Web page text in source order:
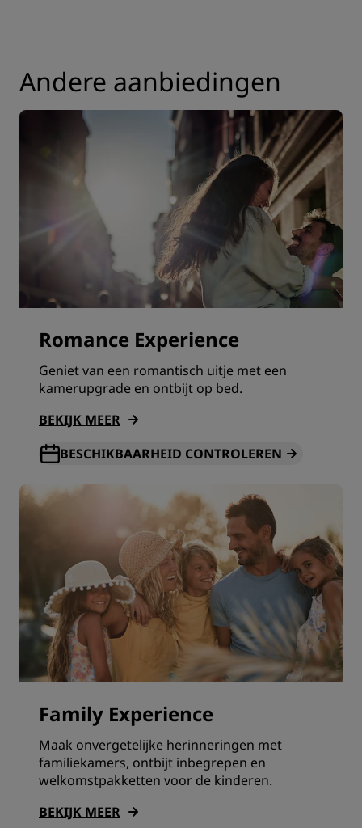
Andere aanbiedingen
Romance Experience
Geniet van een romantisch uitje met een
kamerupgrade en ontbijt op bed.
BEKIJK MEER
BESCHIKBAARHEID CONTROLEREN
Family Experience
Maak onvergetelijke herinneringen met
familiekamers, ontbijt inbegrepen en
welkomstpakketten voor de kinderen.
BEKIJK MEER